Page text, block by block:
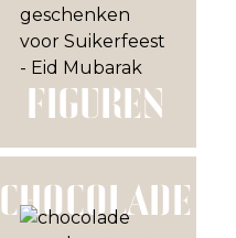
FIGUREN
CHOCOLADE